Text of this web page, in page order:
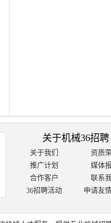
关于机械36招聘
关于我们
资质
推广计划
媒体
合作客户
联系
36招聘活动
申请友